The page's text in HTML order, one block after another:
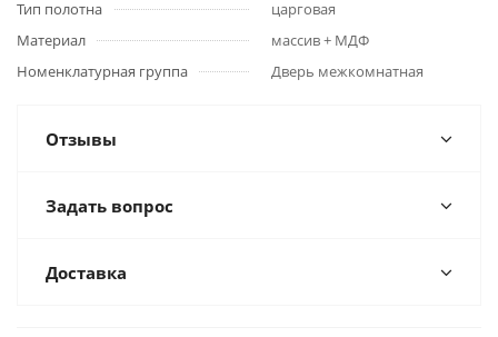
Тип полотна
царговая
Материал
массив + МДФ
Номенклатурная группа
Дверь межкомнатная
Отзывы
Задать вопрос
Доставка